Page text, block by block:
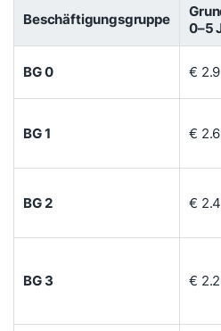
Beschäftigungsgruppe
0–5
BG 0 €
BG 1 €
BG 2 €
BG 3 €